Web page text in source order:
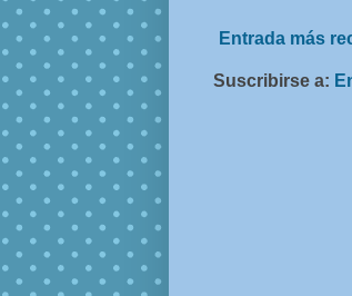
Entrada más
Suscribirse a: